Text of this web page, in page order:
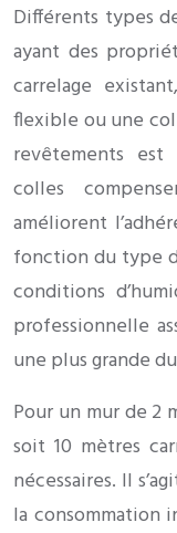
Différents types
ayant des
carrelage
flexible ou une
revêtements est
colles
améliorent
fonction du type
conditions
professionnelle
une plus grande
Pour un mur de 2
soit 10 mètres
nécessaires. Il
la consommation